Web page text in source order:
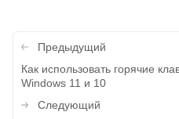
Навигация
по
записям
Предыдущий
Как использовать горячие
Windows 11 и 10
Следующий